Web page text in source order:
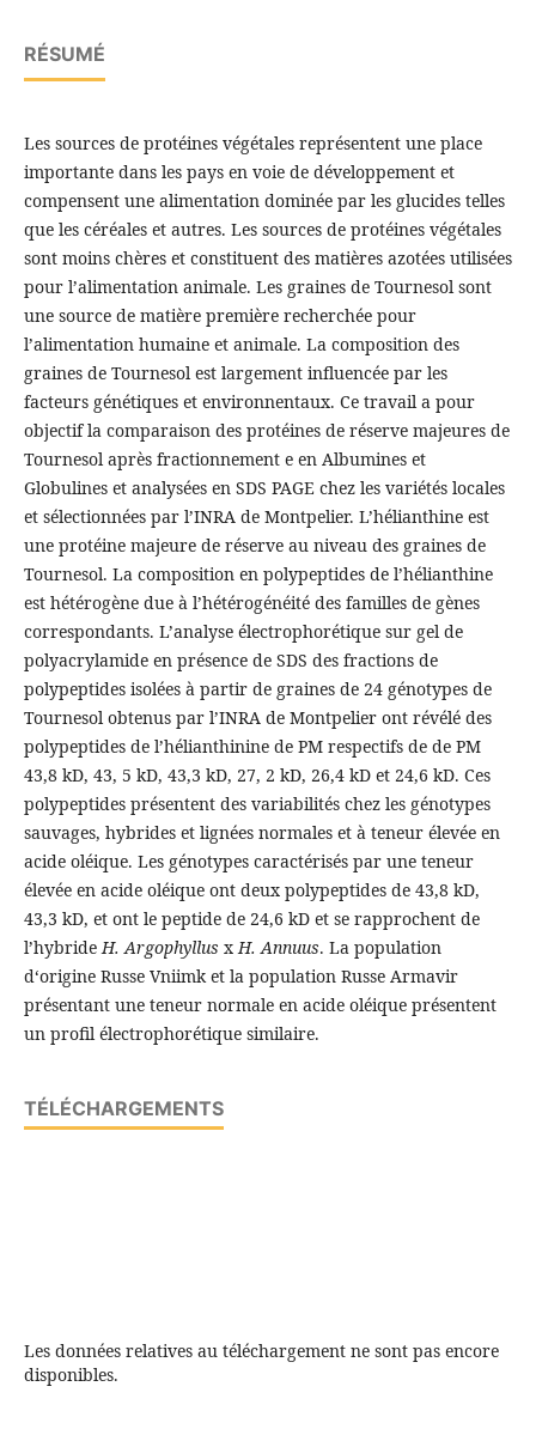
RÉSUMÉ
Les sources de protéines végétales représentent une place
importante dans les pays en voie de développement et
compensent une alimentation dominée par les glucides telles
que les céréales et autres. Les sources de protéines végétales
sont moins chères et constituent des matières azotées utilisées
pour l’alimentation animale. Les graines de Tournesol sont
une source de matière première recherchée pour
l’alimentation humaine et animale. La composition des
graines de Tournesol est largement influencée par les
facteurs génétiques et environnentaux. Ce travail a pour
objectif la comparaison des protéines de réserve majeures de
Tournesol après fractionnement e en Albumines et
Globulines et analysées en SDS PAGE chez les variétés locales
et sélectionnées par l’INRA de Montpelier. L’hélianthine est
une protéine majeure de réserve au niveau des graines de
Tournesol. La composition en polypeptides de l’hélianthine
est hétérogène due à l’hétérogénéité des familles de gènes
correspondants. L’analyse électrophorétique sur gel de
polyacrylamide en présence de SDS des fractions de
polypeptides isolées à partir de graines de 24 génotypes de
Tournesol obtenus par l’INRA de Montpelier ont révélé des
polypeptides de l’hélianthinine de PM respectifs de de PM
43,8 kD, 43, 5 kD, 43,3 kD, 27, 2 kD, 26,4 kD et 24,6 kD. Ces
polypeptides présentent des variabilités chez les génotypes
sauvages, hybrides et lignées normales et à teneur élevée en
acide oléique. Les génotypes caractérisés par une teneur
élevée en acide oléique ont deux polypeptides de 43,8 kD,
43,3 kD, et ont le peptide de 24,6 kD et se rapprochent de
l’hybrideH. Argophyllus xH. Annuus. La population
d‘origine Russe Vniimk et la population Russe Armavir
présentant une teneur normale en acide oléique présentent
un profil électrophorétique similaire.
TÉLÉCHARGEMENTS
Les données relatives au téléchargement ne sont pas encore
disponibles.